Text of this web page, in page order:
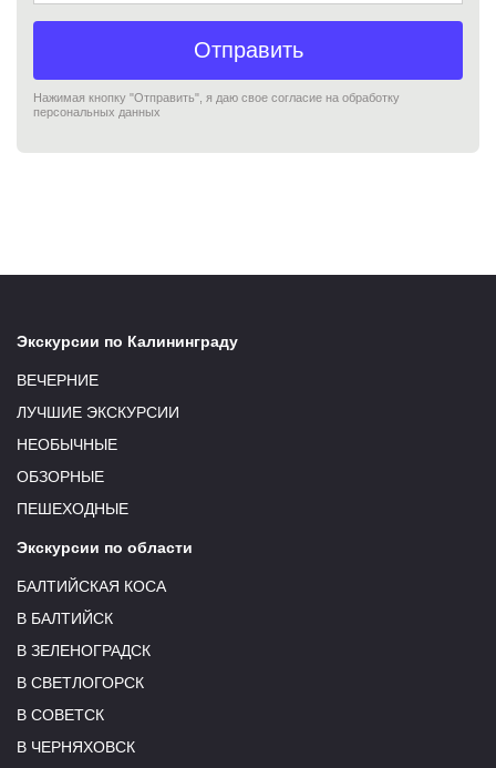
Отправить
Нажимая кнопку "Отправить", я даю свое согласие на обработку
персональных данных
Экскурсии по Калининграду
ВЕЧЕРНИЕ
ЛУЧШИЕ ЭКСКУРСИИ
НЕОБЫЧНЫЕ
ОБЗОРНЫЕ
ПЕШЕХОДНЫЕ
Экскурсии по области
БАЛТИЙСКАЯ КОСА
В БАЛТИЙСК
В ЗЕЛЕНОГРАДСК
В СВЕТЛОГОРСК
В СОВЕТСК
В ЧЕРНЯХОВСК